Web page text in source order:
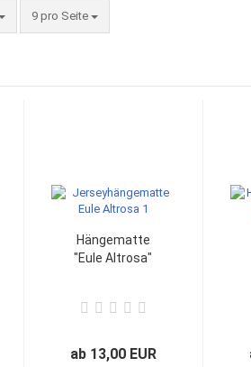
9 pro Seite
Hängematte
"Eule Altrosa"
ab 13,00 EUR